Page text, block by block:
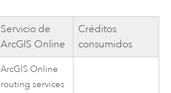
Servicio de
ArcGIS Online
Créditos
consumidos
ArcGIS Online
routing services